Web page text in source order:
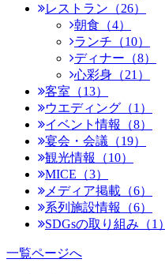
レストラン（26）
朝食（4）
ランチ（10）
ディナー（8）
心彩身（21）
客室（13）
ウエディング（1）
イベント情報（8）
宴会・会議（19）
観光情報（10）
MICE（3）
メディア掲載（6）
系列施設情報（6）
SDGsの取り組み（1）
一覧ページへ